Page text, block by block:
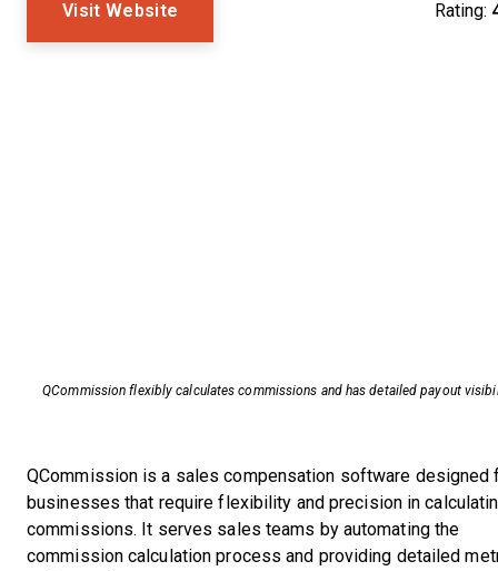
Visit Website Rating:
QCommission flexibly calculates commissions and has detailed payout
QCommission is a sales compensation software designed
businesses that require flexibility and precision in
commissions. It serves sales teams by automating the
commission calculation process and providing detailed